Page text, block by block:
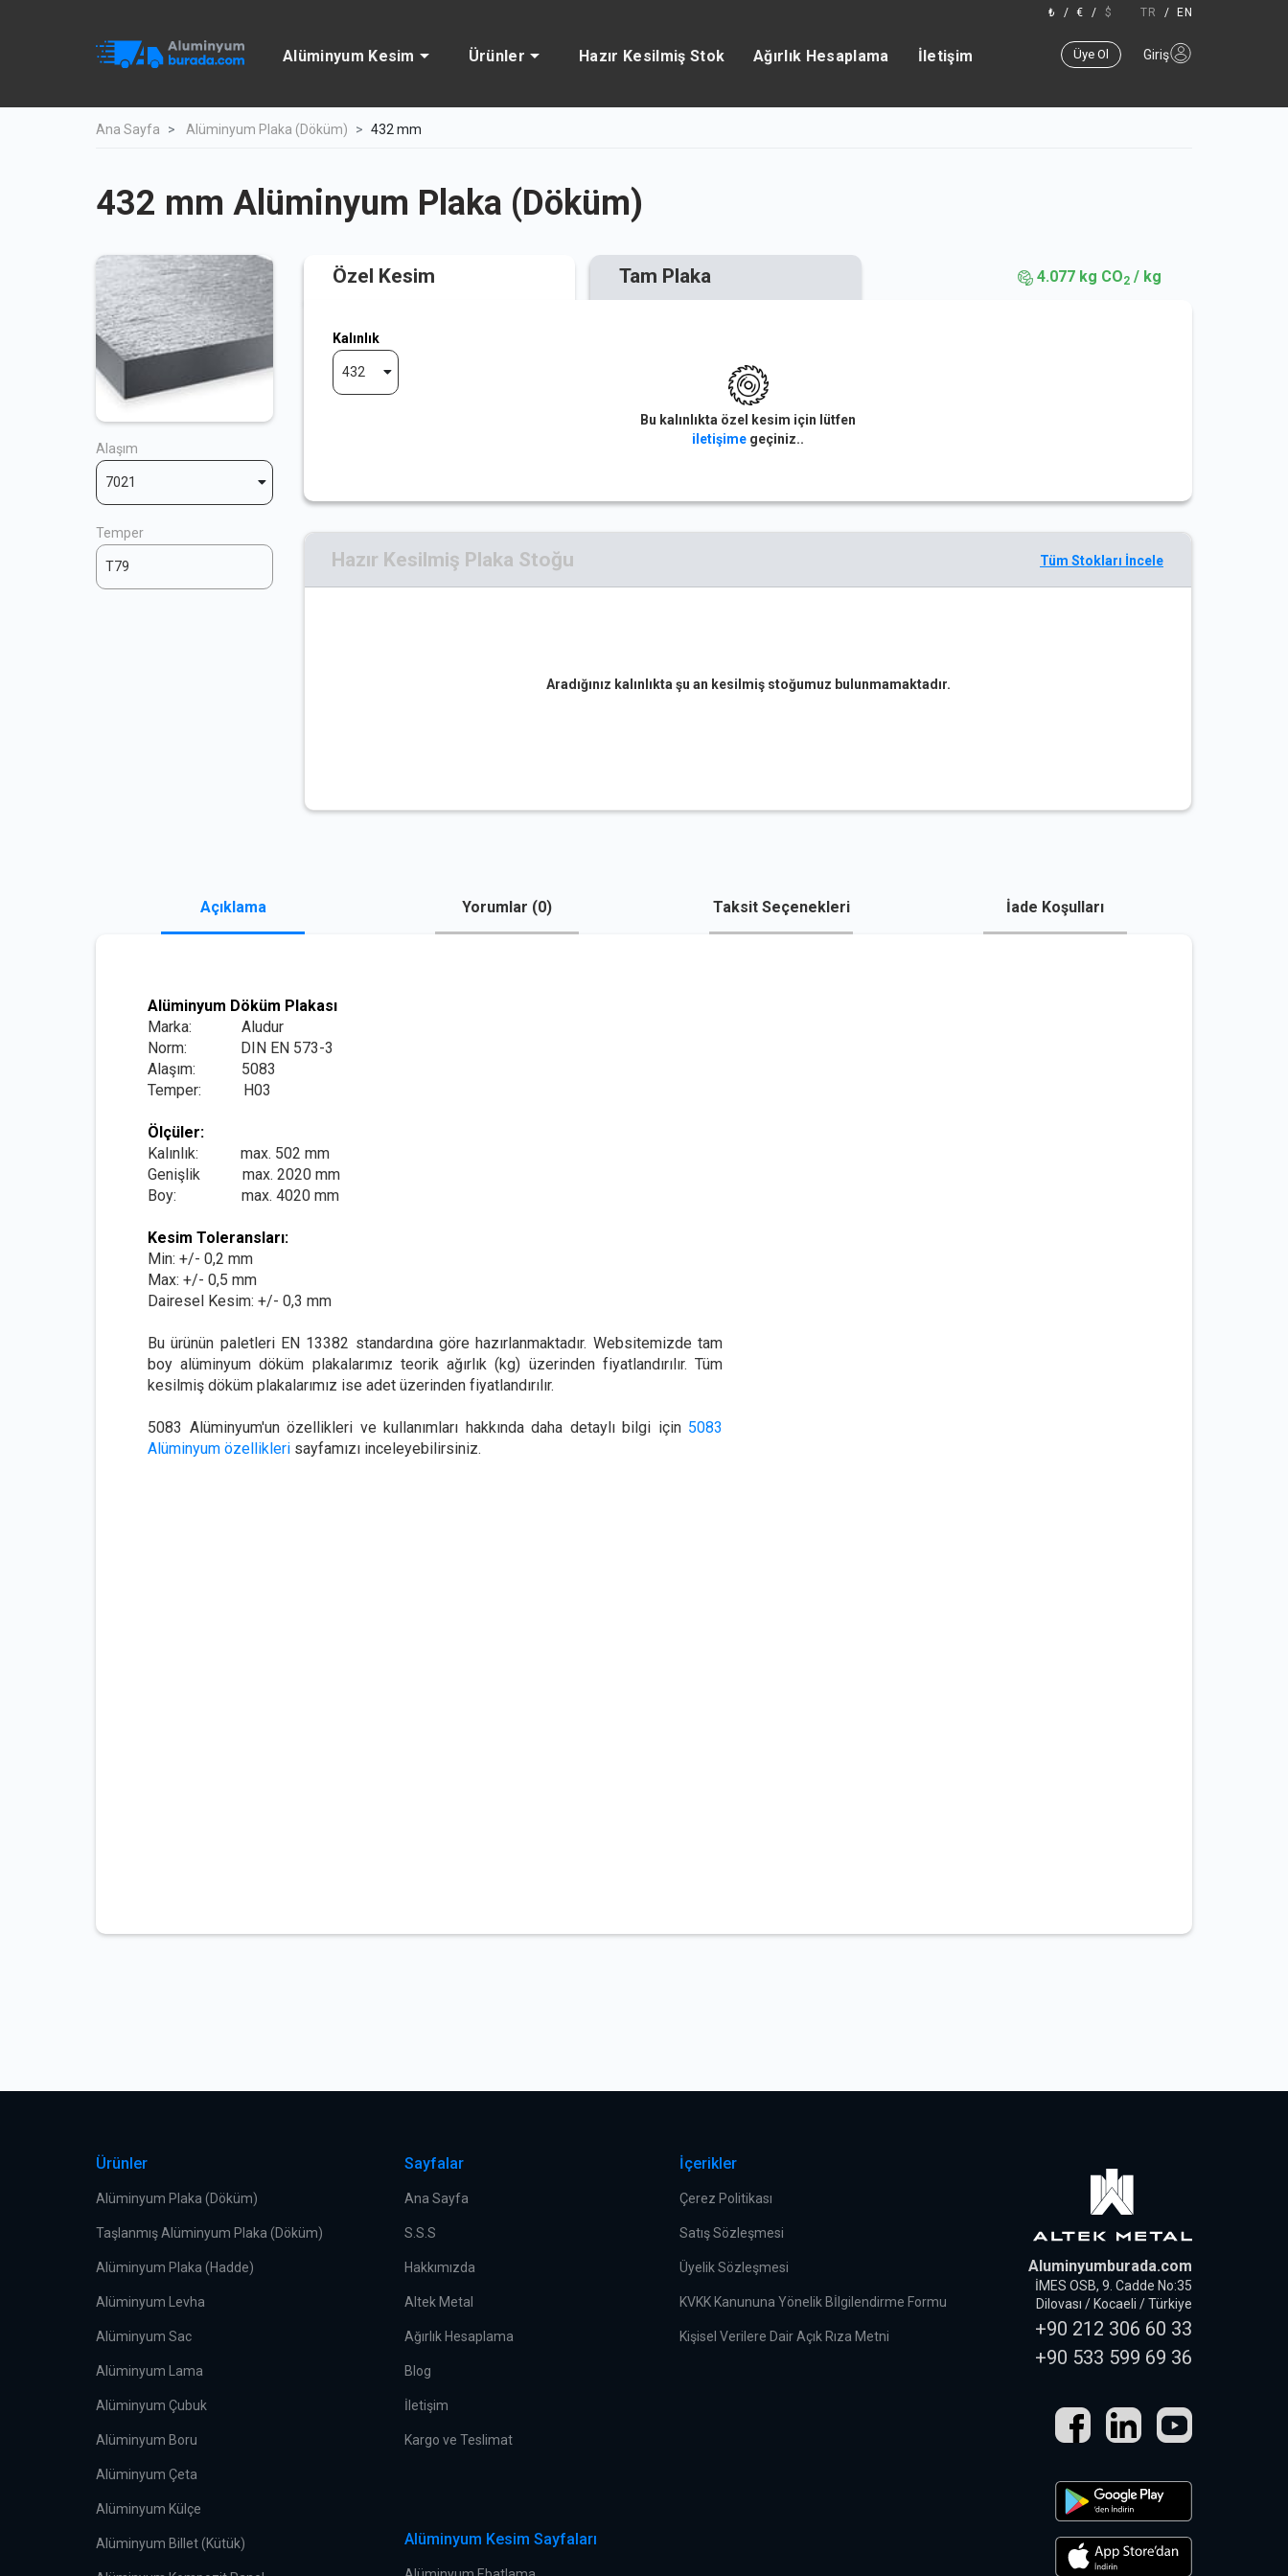
₺ / € / $ TR / EN
Alüminyum Kesim Ürünler Hazır Kesilmiş Stok Ağırlık Hesaplama İletişim Üye Ol Giriş
Ana Sayfa Alüminyum Plaka (Döküm) 432 mm
432 mm Alüminyum Plaka (Döküm)
Alaşım
7021
Temper
T79
Özel Kesim Tam Plaka
Kalınlık
432
Bu kalınlıkta özel kesim için lütfen
iletişime geçiniz..
4.077 kg CO2 / kg
Hazır Kesilmiş Plaka Stoğu Tüm Stokları İncele
Aradığınız kalınlıkta şu an kesilmiş stoğumuz bulunmamaktadır.
Açıklama Yorumlar (0) Taksit Seçenekleri İade Koşulları
Alüminyum Döküm Plakası
Marka: Aludur
Norm: DIN EN 573-3
Alaşım: 5083
Temper: H03
Ölçüler:
Kalınlık: max. 502 mm
Genişlik max. 2020 mm
Boy: max. 4020 mm
Kesim Toleransları:
Min: +/- 0,2 mm
Max: +/- 0,5 mm
Dairesel Kesim: +/- 0,3 mm
Bu ürünün paletleri EN 13382 standardına göre hazırlanmaktadır. Websitemizde tam
boy alüminyum döküm plakalarımız teorik ağırlık (kg) üzerinden fiyatlandırılır. Tüm
kesilmiş döküm plakalarımız ise adet üzerinden fiyatlandırılır.
5083 Alüminyum'un özellikleri ve kullanımları hakkında daha detaylı bilgi için 5083
Alüminyum özellikleri sayfamızı inceleyebilirsiniz.
Ürünler
Alüminyum Plaka (Döküm)
Taşlanmış Alüminyum Plaka (Döküm)
Alüminyum Plaka (Hadde)
Alüminyum Levha
Alüminyum Sac
Alüminyum Lama
Alüminyum Çubuk
Alüminyum Boru
Alüminyum Çeta
Alüminyum Külçe
Alüminyum Billet (Kütük)
Sayfalar
Ana Sayfa
S.S.S
Hakkımızda
Altek Metal
Ağırlık Hesaplama
Blog
İletişim
Kargo ve Teslimat
Alüminyum Kesim Sayfaları
İçerikler
Çerez Politikası
Satış Sözleşmesi
Üyelik Sözleşmesi
KVKK Kanununa Yönelik Bİlgilendirme Formu
Kişisel Verilere Dair Açık Rıza Metni
Aluminyumburada.com
İMES OSB, 9. Cadde No:35
Dilovası / Kocaeli / Türkiye
+90 212 306 60 33
+90 533 599 69 36